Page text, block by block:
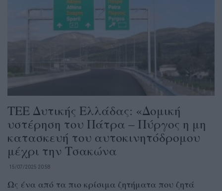
ΤΕΕ Δυτικής Ελλάδας: «Δομική
υστέρηση του Πάτρα – Πύργος η μη
κατασκευή του αυτοκινητόδρομου
μέχρι την Τσακώνα
15/07/2025 20:58
Ως ένα από τα πιο κρίσιμα ζητήματα που ζητά